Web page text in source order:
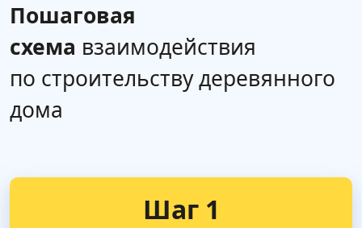
Пошаговая
схема взаимодействия
по строительству деревянного
дома
Шаг 1